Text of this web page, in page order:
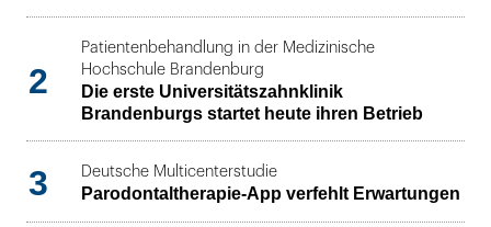
2
Patientenbehandlung in der Medizinische
Hochschule Brandenburg
Die erste Universitätszahnklinik
Brandenburgs startet heute ihren Betrieb
3 Deutsche Multicenterstudie
Parodontaltherapie-App verfehlt Erwartungen